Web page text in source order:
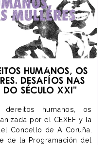
humanos, os
Desafíos nas
século XXI”
humanos, os
por el CEXEF y la
Concello de A Coruña.
de la Programación del